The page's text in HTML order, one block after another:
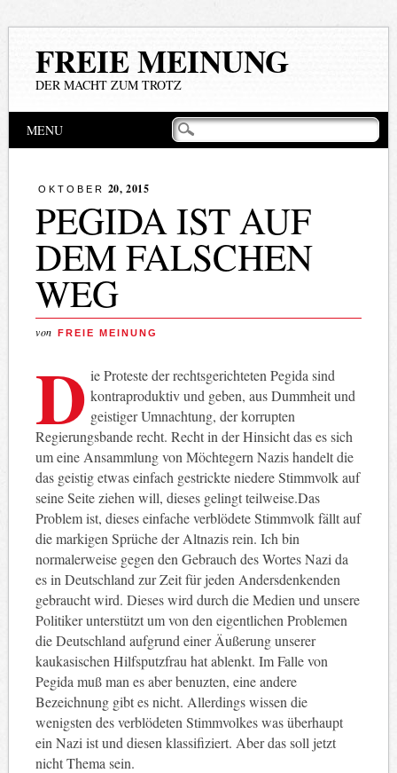
FREIE MEINUNG
DER MACHT ZUM TROTZ
Hauptmenü
Inhalt
MENU
OKTOBER 20, 2015
PEGIDA IST AUF
DEM FALSCHEN
WEG
von FREIE MEINUNG
D ie Proteste der rechtsgerichteten Pegida sind
kontraproduktiv und geben, aus Dummheit und
geistiger Umnachtung, der korrupten
Regierungsbande recht. Recht in der Hinsicht das es sich
um eine Ansammlung von Möchtegern Nazis handelt die
das geistig etwas einfach gestrickte niedere Stimmvolk auf
seine Seite ziehen will, dieses gelingt teilweise.Das
Problem ist, dieses einfache verblödete Stimmvolk fällt auf
die markigen Sprüche der Altnazis rein. Ich bin
normalerweise gegen den Gebrauch des Wortes Nazi da
es in Deutschland zur Zeit für jeden Andersdenkenden
gebraucht wird. Dieses wird durch die Medien und unsere
Politiker unterstützt um von den eigentlichen Problemen
die Deutschland aufgrund einer Äußerung unserer
kaukasischen Hilfsputzfrau hat ablenkt. Im Falle von
Pegida muß man es aber benuzten, eine andere
Bezeichnung gibt es nicht. Allerdings wissen die
wenigsten des verblödeten Stimmvolkes was überhaupt
ein Nazi ist und diesen klassifiziert. Aber das soll jetzt
nicht Thema sein.